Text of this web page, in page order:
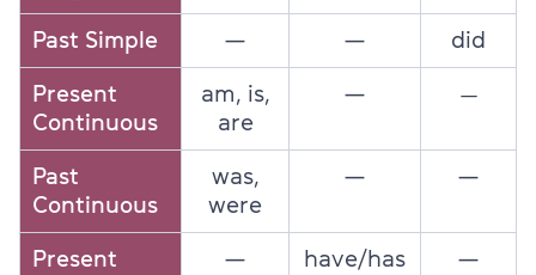
Past Simple — — did
Present
Continuous
am, is,
are
— —
Past
Continuous
was,
were
— —
Present
— have/has —